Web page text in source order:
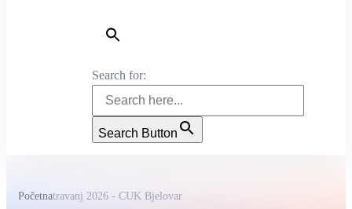
Search for:
Search Button
Početnatravanj 2026 - CUK Bjelovar